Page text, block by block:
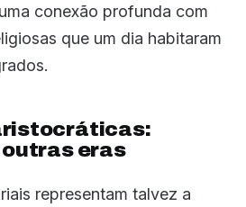
conexão profunda com
que um dia habitaram
eras
representam talvez a